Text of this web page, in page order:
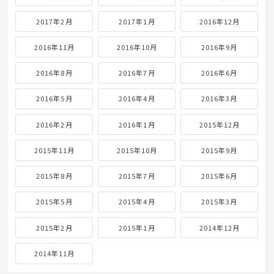
2017年2月 2017年1月 2016年12月
2016年11月 2016年10月 2016年9月
2016年8月 2016年7月 2016年6月
2016年5月 2016年4月 2016年3月
2016年2月 2016年1月 2015年12月
2015年11月 2015年10月 2015年9月
2015年8月 2015年7月 2015年6月
2015年5月 2015年4月 2015年3月
2015年2月 2015年1月 2014年12月
2014年11月